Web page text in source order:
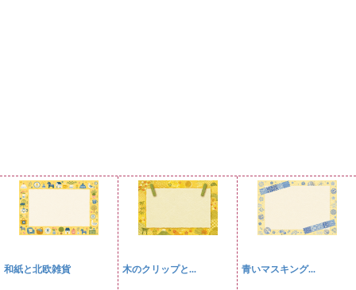
和紙と北欧雑貨 木のクリップと... 青いマスキング...